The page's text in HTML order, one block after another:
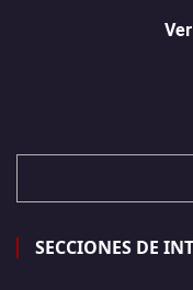
SECCIONES DE